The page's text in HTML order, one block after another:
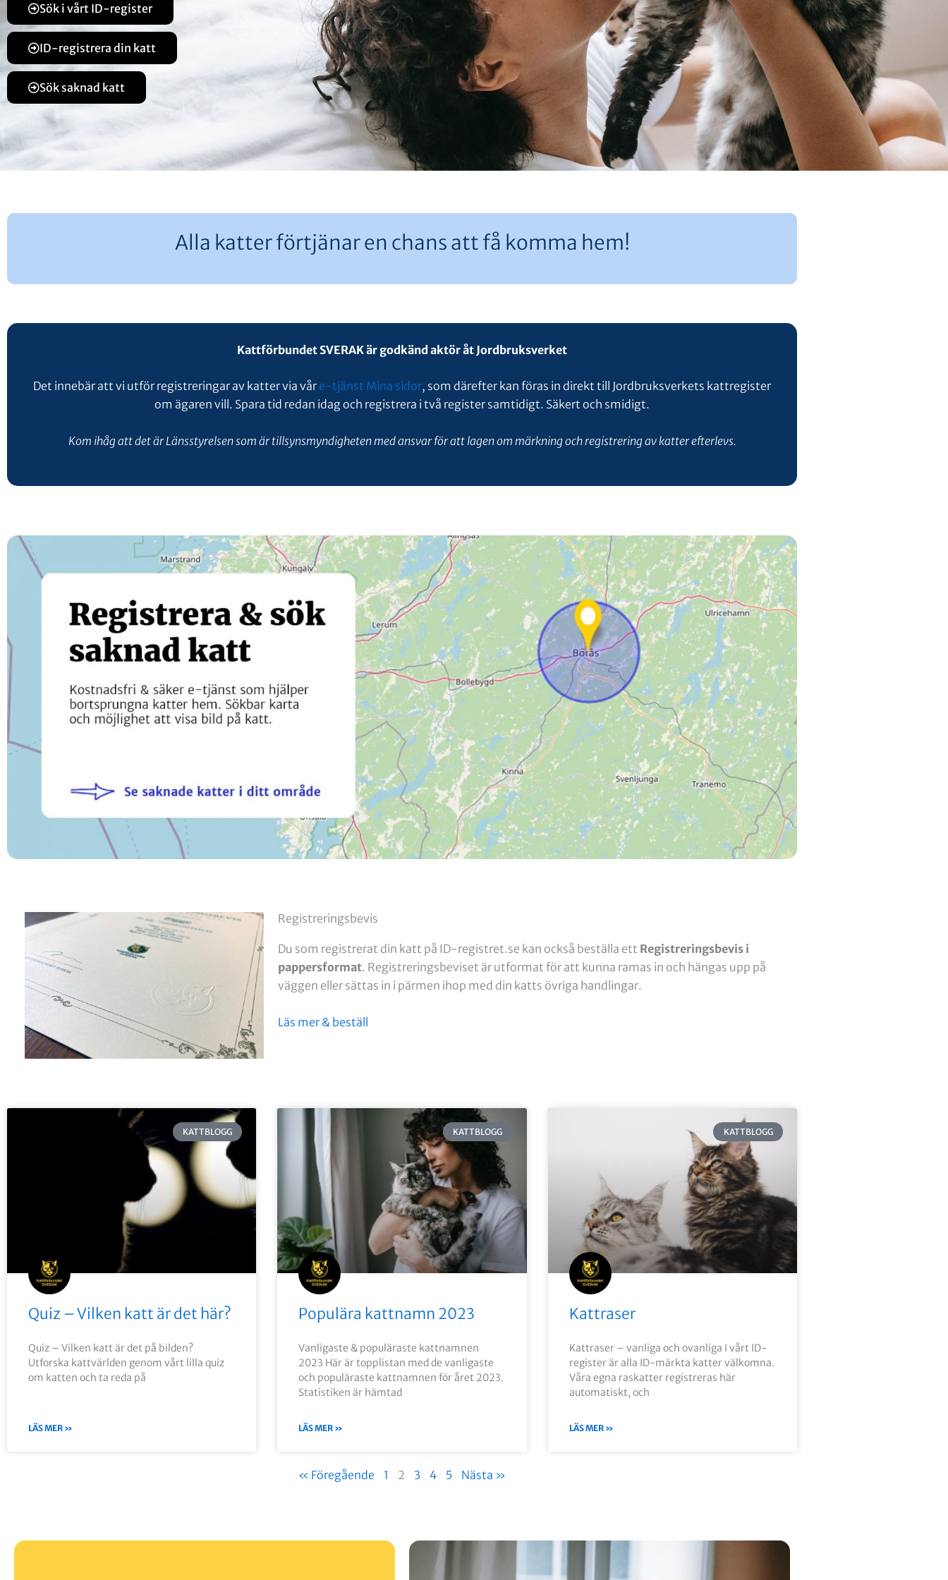
Sök i vårt ID-register
ID-registrera din katt
Sök saknad katt
Alla katter förtjänar en chans att få komma hem!
Kattförbundet SVERAK är godkänd aktör åt Jordbruksverket
Det innebär att vi utför registreringar av katter via våre-tjänst Mina sidor, som därefter kan föras in direkt till Jordbruksverkets kattregister
om ägaren vill. Spara tid redan idag och registrera i två register samtidigt. Säkert och smidigt.
Kom ihåg att det är Länsstyrelsen som är tillsynsmyndigheten med ansvar för att lagen om märkning och registrering av katter efterlevs.
Registreringsbevis
Du som registrerat din katt på ID-registret.se kan också beställa ett Registreringsbevis i
pappersformat. Registreringsbeviset är utformat för att kunna ramas in och hängas upp på
väggen eller sättas in i pärmen ihop med din katts övriga handlingar.
Läs mer & beställ
KATTBLOGG
Quiz – Vilken katt är det här?
Quiz – Vilken katt är det på bilden?
Utforska kattvärlden genom vårt lilla quiz
om katten och ta reda på
LÄS MER »
KATTBLOGG
Populära kattnamn 2023
Vanligaste & populäraste kattnamnen
2023 Här är topplistan med de vanligaste
och populäraste kattnamnen för året 2023.
Statistiken är hämtad
LÄS MER »
KATTBLOGG
Kattraser
Kattraser – vanliga och ovanliga I vårt ID-
register är alla ID-märkta katter välkomna.
Våra egna raskatter registreras här
automatiskt, och
LÄS MER »
« Föregående 1
d
a
2
S
d
a
3
S
i
d
a
4
i
d
a
5 Nästa »